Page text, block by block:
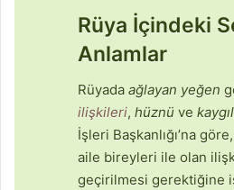
Rüya İçindeki
Anlamlar
Rüyada ağlayan yeğen
ilişkileri, hüznü ve
İşleri Başkanlığı’na
aile bireyleri ile olan
geçirilmesi gerektiğine